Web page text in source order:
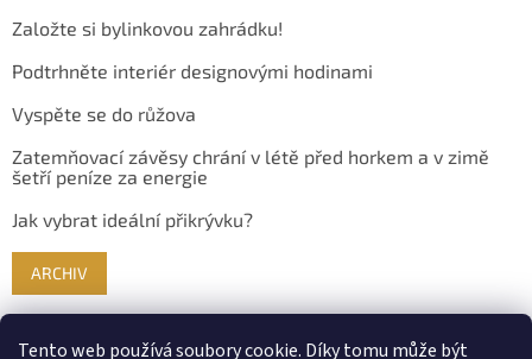
Tento web používá soubory cookie. Díky tomu může být
Založte si bylinkovou zahrádku!
Podtrhněte interiér designovými hodinami
Vyspěte se do růžova
Zatemňovací závěsy chrání v létě před horkem a v zimě
šetří peníze za energie
Jak vybrat ideální přikrývku?
ARCHIV